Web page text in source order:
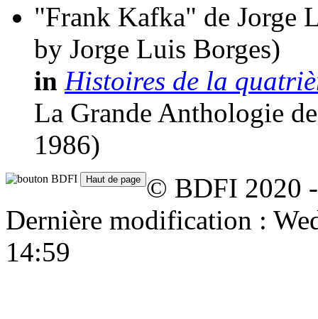
"Frank Kafka" de Jorge
by Jorge Luis Borges)
in Histoires de la
La Grande Anthologie
1986)
© BDFI 2020
Dernière modification :
14:59